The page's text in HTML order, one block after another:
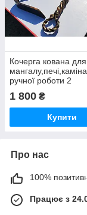
Кочерга кована для
ручної роботи 2
1 800 ₴
Купити
Про нас
100%
Працює з